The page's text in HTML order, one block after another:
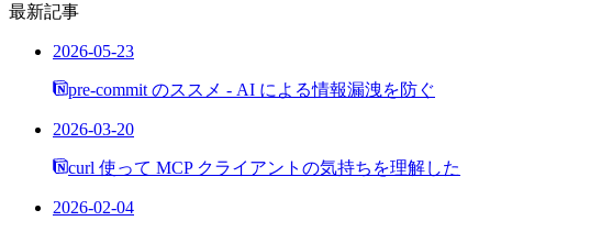
最新記事
2026-05-23
pre-commit のススメ - AI による情報漏洩を防ぐ
2026-03-20
curl 使って MCP クライアントの気持ちを理解した
2026-02-04